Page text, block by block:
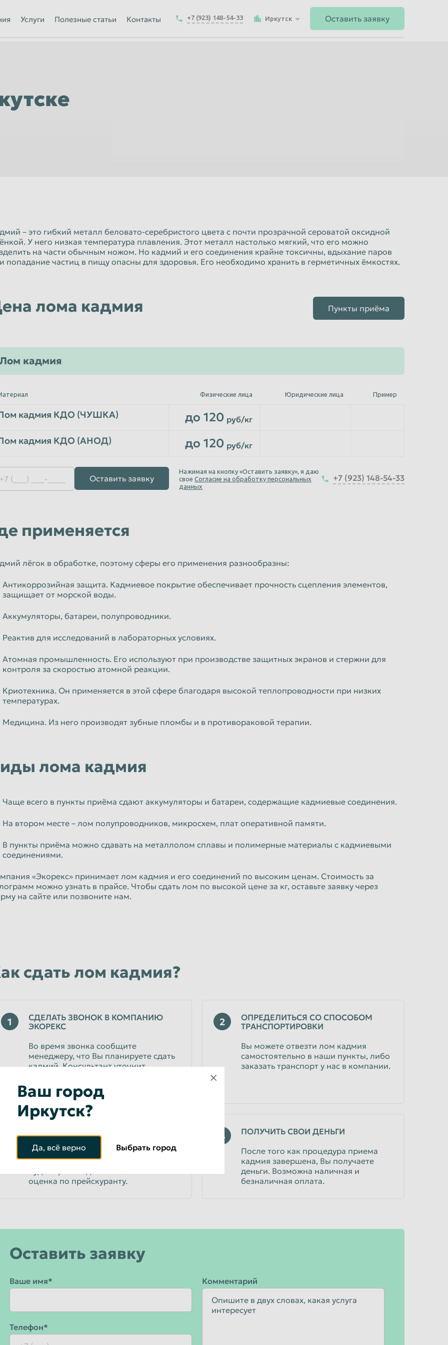
Йошкар-Ола
Пенза
Петропавловск-Камчатский
Санкт-Петербург
Смоленск
Томск
Улан-Удэ
Чита
Услуги Полезные статьи Контакты +7 (923) 148-54-33 Иркутск Оставить заявку
– это гибкий металл беловато-серебристого цвета с почти прозрачной сероватой оксидной
У него низкая температура плавления. Этот металл настолько мягкий, что его можно
на части обычным ножом. Но кадмий и его соединения крайне токсичны, вдыхание паров
попадание частиц в пищу опасны для здоровья. Его необходимо хранить в герметичных ёмкостях.
лома кадмия Пункты приёма
Лом кадмия
Физические лица Юридические лица Пример
кадмия КДО (ЧУШКА) до 120 руб/кг
кадмия КДО (АНОД) до 120 руб/кг
Оставить заявку
Нажимая на кнопку «Оставить заявку», я даю
своеСогласие на обработку персональных
данных
+7 (923) 148-54-33
применяется
лёгок в обработке, поэтому сферы его применения разнообразны:
Антикоррозийная защита. Кадмиевое покрытие обеспечивает прочность сцепления элементов,
защищает от морской воды.
Аккумуляторы, батареи, полупроводники.
Реактив для исследований в лабораторных условиях.
Атомная промышленность. Его используют при производстве защитных экранов и стержни для
контроля за скоростью атомной реакции.
Криотехника. Он применяется в этой сфере благодаря высокой теплопроводности при низких
температурах.
Медицина. Из него производят зубные пломбы и в противораковой терапии.
лома кадмия
Чаще всего в пункты приёма сдают аккумуляторы и батареи, содержащие кадмиевые соединения.
На втором месте – лом полупроводников, микросхем, плат оперативной памяти.
В пункты приёма можно сдавать на металлолом сплавы и полимерные материалы с кадмиевыми
соединениями.
«Экорекс» принимает лом кадмия и его соединений по высоким ценам. Стоимость за
можно узнать в прайсе. Чтобы сдать лом по высокой цене за кг, оставьте заявку через
на сайте или позвоните нам.
сдать лом кадмия?
1
СДЕЛАТЬ ЗВОНОК В КОМПАНИЮ
ЭКОРЕКС
Во время звонка сообщите
менеджеру, что Вы планируете сдать
кадмий. Консультант уточнит
действия по продаже машины.
2
ОПРЕДЕЛИТЬСЯ СО СПОСОБОМ
ТРАНСПОРТИРОВКИ
Вы можете отвезти лом кадмия
самостоятельно в наши пункты, либо
заказать транспорт у нас в компании.
После осмотра лома Вы и наш
специалист проезжаете к месту, где
оценка по прейскуранту.
4
ПОЛУЧИТЬ СВОИ ДЕНЬГИ
После того как процедура приема
кадмия завершена, Вы получаете
деньги. Возможна наличная и
безналичная оплата.
Оставить заявку
Ваше имя*
Телефон*
Комментарий
Ваш город
Иркутск?
Да, всё верно Выбрать город